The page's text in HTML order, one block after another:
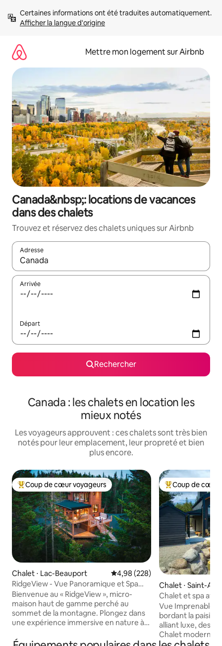
directement
Afficher la langue d'origine
Mettre mon logement sur Airbnb
Canada&nbsp;: locations de vacances
dans des chalets
Trouvez et réservez des chalets uniques sur Airbnb
Adresse
Lorsque les résultats s'affichent, utilisez les flèches vers le
Arrivée
Départ
Rechercher
Canada : les chalets en location les
mieux notés
Les voyageurs approuvent : ces chalets sont très bien
notés pour leur emplacement, leur propreté et bien
plus encore.
Coups de cœur voyageurs les plus appréciés
Coup de cœur voyageurs
Chalet ⋅ Lac-Beauport Évaluation moyenne sur la
4,98 (228)
RidgeView - Vue Panoramique et Spa
Près de Québec
Bienvenue au « RidgeView », micro-
maison haut de gamme perché au
sommet de la montagne. Plongez dans
une expérience immersive en nature à
Offrez-vous une vue vertigineuse sur la
Coups de cœur
Coup de cœur
Chalet ⋅ Saint-
onts
Chalet et spa
Style + foyer +
Vue Imprenable! Chalet neuf avec spa
bordant la
alliant luxe,
Chalet moderne
plancher